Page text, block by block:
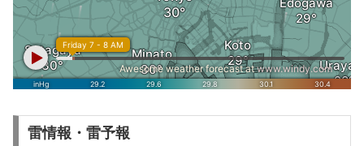
雷情報・雷予報